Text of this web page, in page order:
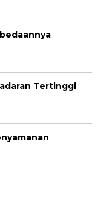
Tertinggi